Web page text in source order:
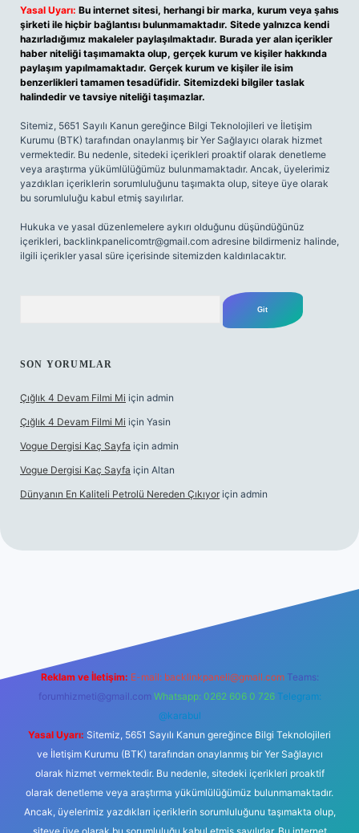
Yasal Uyarı: Bu internet sitesi, herhangi bir marka, kurum veya şahıs
şirketi ile hiçbir bağlantısı bulunmamaktadır. Sitede yalnızca kendi
hazırladığımız makaleler paylaşılmaktadır. Burada yer alan içerikler
haber niteliği taşımamakta olup, gerçek kurum ve kişiler hakkında
paylaşım yapılmamaktadır. Gerçek kurum ve kişiler ile isim
benzerlikleri tamamen tesadüfidir. Sitemizdeki bilgiler taslak
halindedir ve tavsiye niteliği taşımazlar.
Sitemiz, 5651 Sayılı Kanun gereğince Bilgi Teknolojileri ve İletişim
Kurumu (BTK) tarafından onaylanmış bir Yer Sağlayıcı olarak hizmet
vermektedir. Bu nedenle, sitedeki içerikleri proaktif olarak denetleme
veya araştırma yükümlülüğümüz bulunmamaktadır. Ancak, üyelerimiz
yazdıkları içeriklerin sorumluluğunu taşımakta olup, siteye üye olarak
bu sorumluluğu kabul etmiş sayılırlar.
Hukuka ve yasal düzenlemelere aykırı olduğunu düşündüğünüz
içerikleri, backlinkpanelicomtr@gmail.com adresine bildirmeniz halinde,
ilgili içerikler yasal süre içerisinde sitemizden kaldırılacaktır.
SON YORUMLAR
Çığlık 4 Devam Filmi Mi için admin
Çığlık 4 Devam Filmi Mi için Yasin
Vogue Dergisi Kaç Sayfa için admin
Vogue Dergisi Kaç Sayfa için Altan
Dünyanın En Kaliteli Petrolü Nereden Çıkıyor için admin
Reklam ve İletişim: E-mail: backlinkpaneli@gmail.com Teams:
forumhizmeti@gmail.com Whatsapp: 0262 606 0 726 Telegram:
@karabul
Yasal Uyarı: Sitemiz, 5651 Sayılı Kanun gereğince Bilgi Teknolojileri
ve İletişim Kurumu (BTK) tarafından onaylanmış bir Yer Sağlayıcı
olarak hizmet vermektedir. Bu nedenle, sitedeki içerikleri proaktif
olarak denetleme veya araştırma yükümlülüğümüz bulunmamaktadır.
Ancak, üyelerimiz yazdıkları içeriklerin sorumluluğunu taşımakta olup,